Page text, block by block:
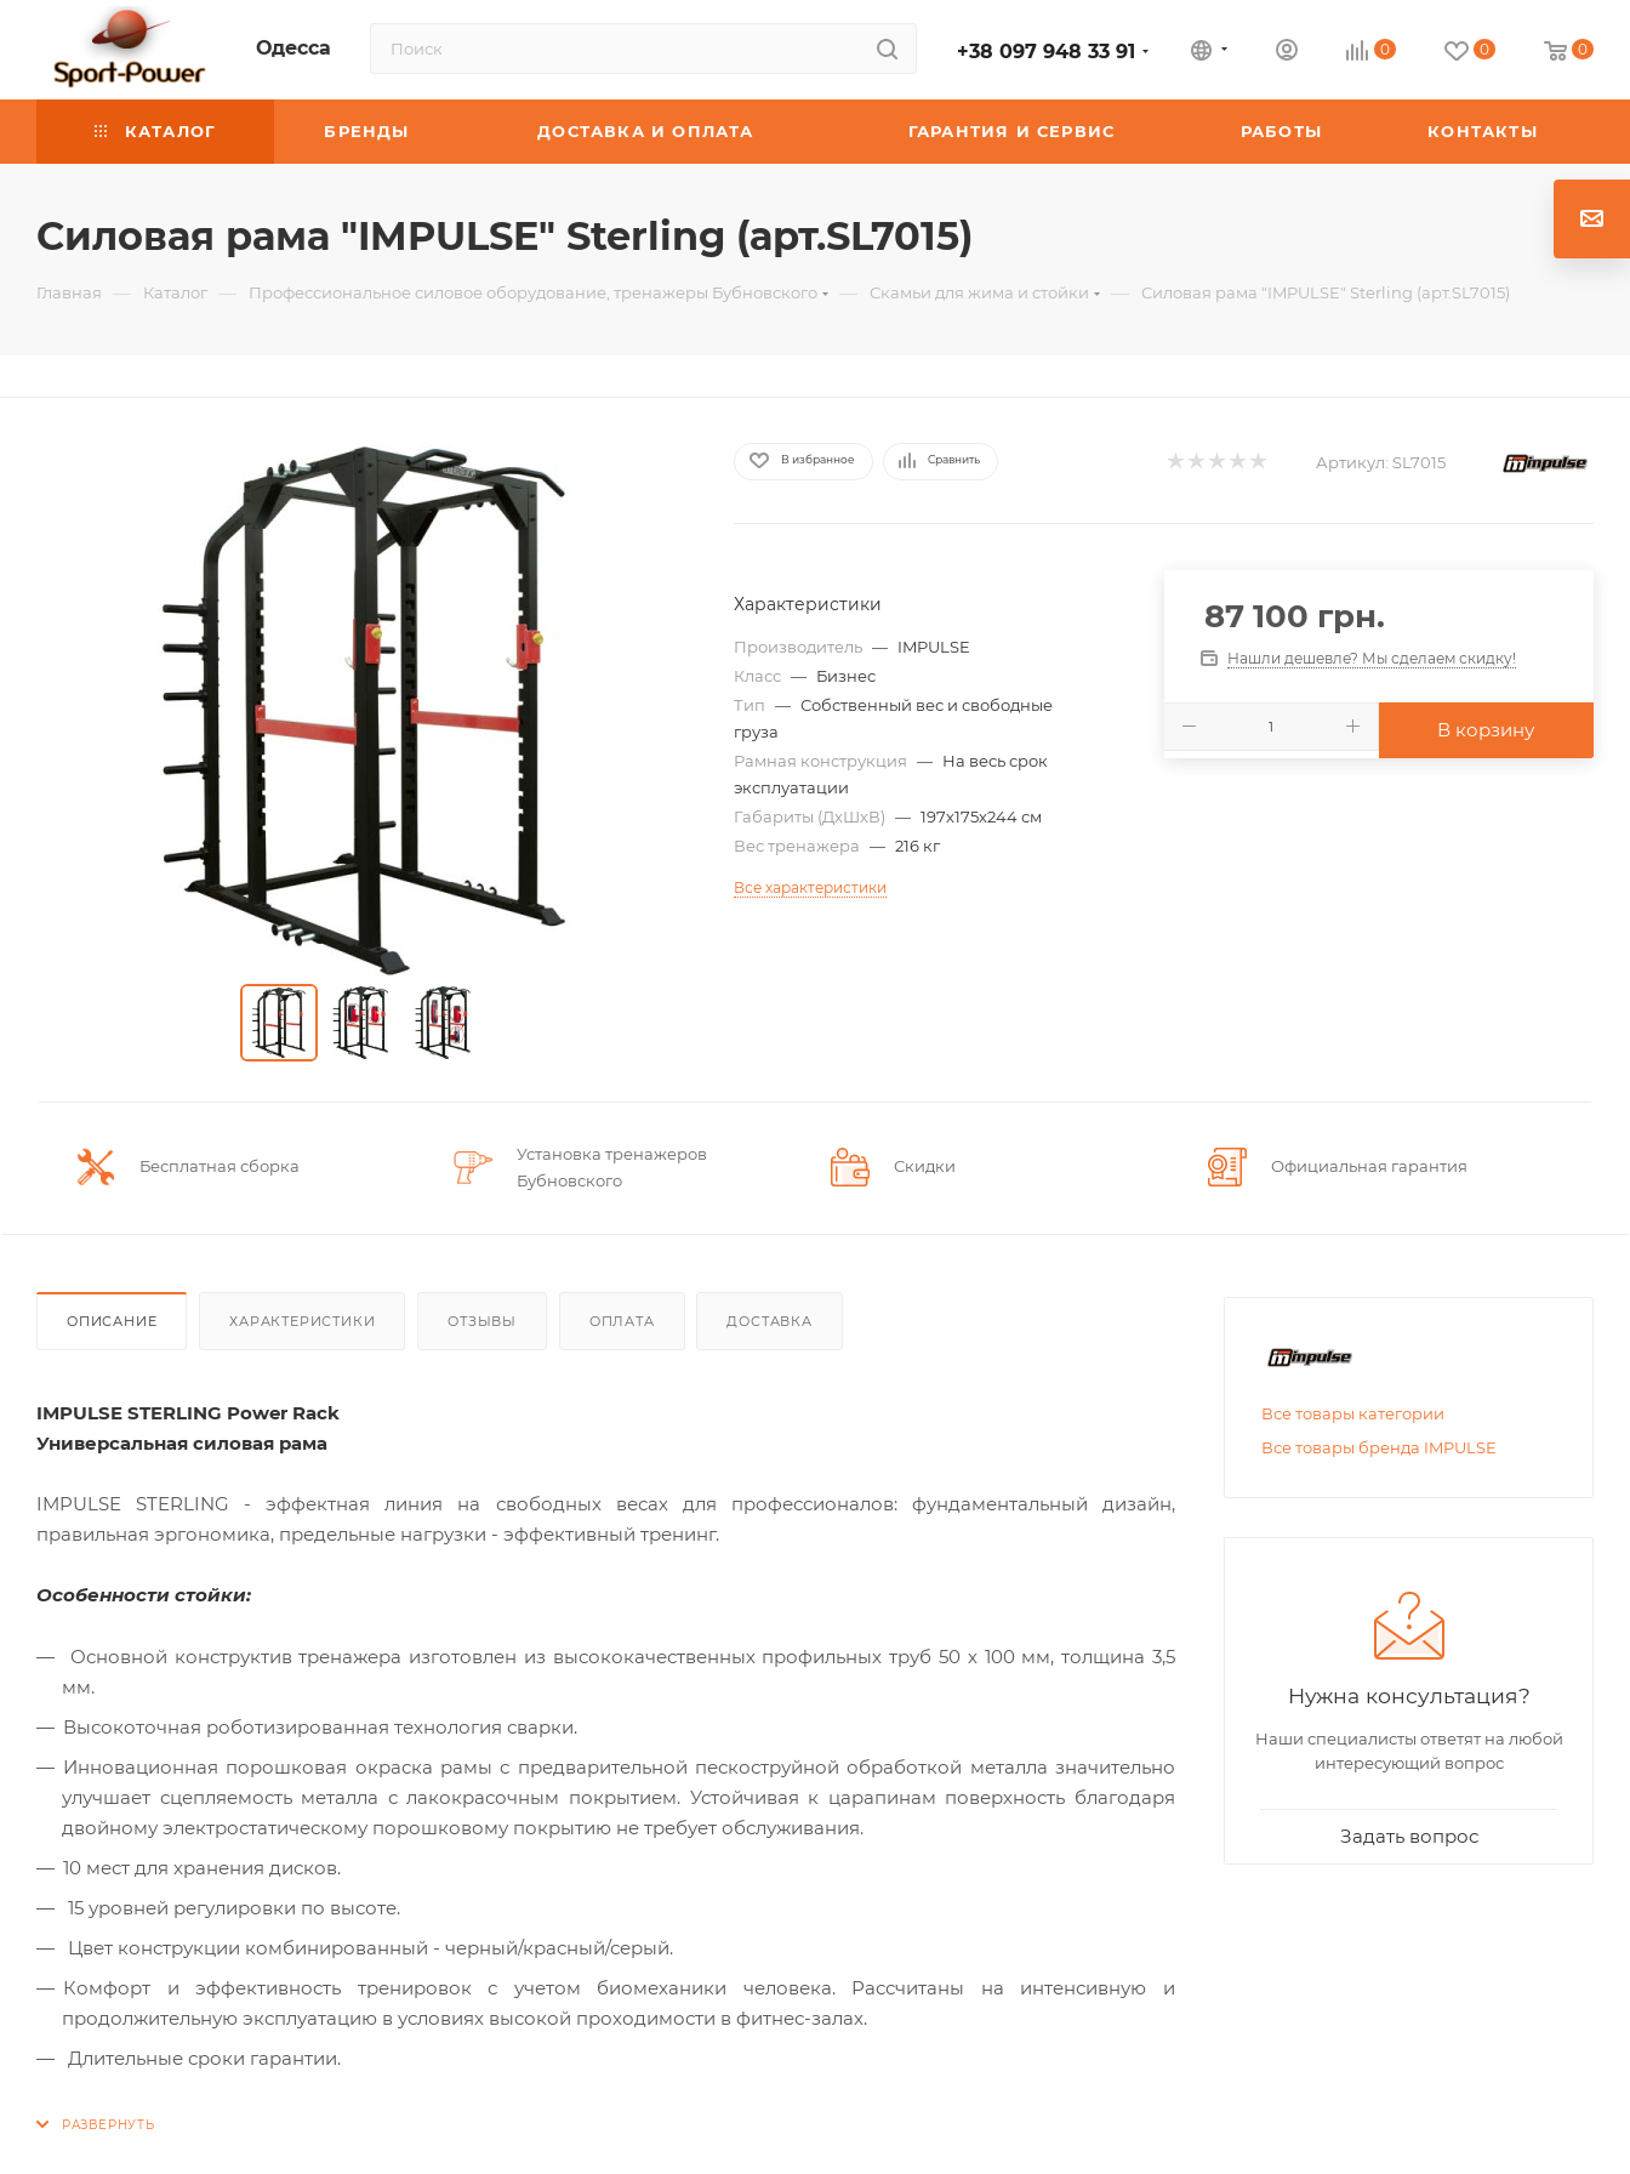
Одесса +38 097 948 33 91 0 0 0
КАТАЛОГ БРЕНДЫ ДОСТАВКА И ОПЛАТА ГАРАНТИЯ И СЕРВИС РАБОТЫ КОНТАКТЫ
Силовая рама "IMPULSE" Sterling (арт.SL7015)
Главная — Каталог — Профессиональное силовое оборудование, тренажеры Бубновского — Скамьи для жима и стойки — Силовая рама "IMPULSE" Sterling (арт.SL7015)
В избранное Сравнить Артикул: SL7015
Характеристики
Производитель — IMPULSE
Класс — Бизнес
Тип — Собственный вес и свободные
груза
Рамная конструкция — На весь срок
эксплуатации
Габариты (ДхШхВ) — 197х175х244 см
Вес тренажера — 216 кг
Все характеристики
87 100 грн.
Нашли дешевле? Мы сделаем скидку!
В корзину
Бесплатная сборка
Установка тренажеров
Бубновского
Скидки Официальная гарантия
ОПИСАНИЕ ХАРАКТЕРИСТИКИ ОТЗЫВЫ ОПЛАТА ДОСТАВКА
IMPULSE STERLING Power Rack
Универсальная силовая рама
IMPULSE STERLING - эффектная линия на свободных весах для профессионалов: фундаментальный дизайн,
правильная эргономика, предельные нагрузки - эффективный тренинг.
Особенности стойки:
Основной конструктив тренажера изготовлен из высококачественных профильных труб 50 х 100 мм, толщина 3,5
мм.
Высокоточная роботизированная технология сварки.
Инновационная порошковая окраска рамы с предварительной пескоструйной обработкой металла значительно
улучшает сцепляемость металла с лакокрасочным покрытием. Устойчивая к царапинам поверхность благодаря
двойному электростатическому порошковому покрытию не требует обслуживания.
10 мест для хранения дисков.
15 уровней регулировки по высоте.
Цвет конструкции комбинированный - черный/красный/серый.
Комфорт и эффективность тренировок с учетом биомеханики человека. Рассчитаны на интенсивную и
продолжительную эксплуатацию в условиях высокой проходимости в фитнес-залах.
Длительные сроки гарантии.
Все товары категории
Все товары бренда IMPULSE
Нужна консультация?
Наши специалисты ответят на любой
интересующий вопрос
Задать вопрос